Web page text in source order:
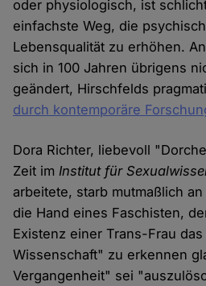
oder physiologisch, ist
einfachste Weg, die
Lebensqualität zu erhöhen.
sich in 100 Jahren übrigens
geändert, Hirschfelds
durch kontemporäre
Dora Richter, liebevoll
Zeit im Institut für
arbeitete, starb mutmaßlich
die Hand eines Faschisten,
Existenz einer Trans-Frau
Wissenschaft" zu erkennen
Vergangenheit" sei